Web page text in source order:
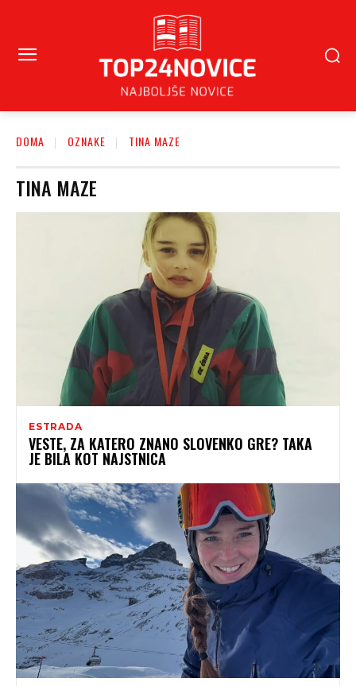
DOMA OZNAKE TINA MAZE
TINA MAZE
ESTRADA
VESTE, ZA KATERO ZNANO SLOVENKO GRE? TAKA
JE BILA KOT NAJSTNICA